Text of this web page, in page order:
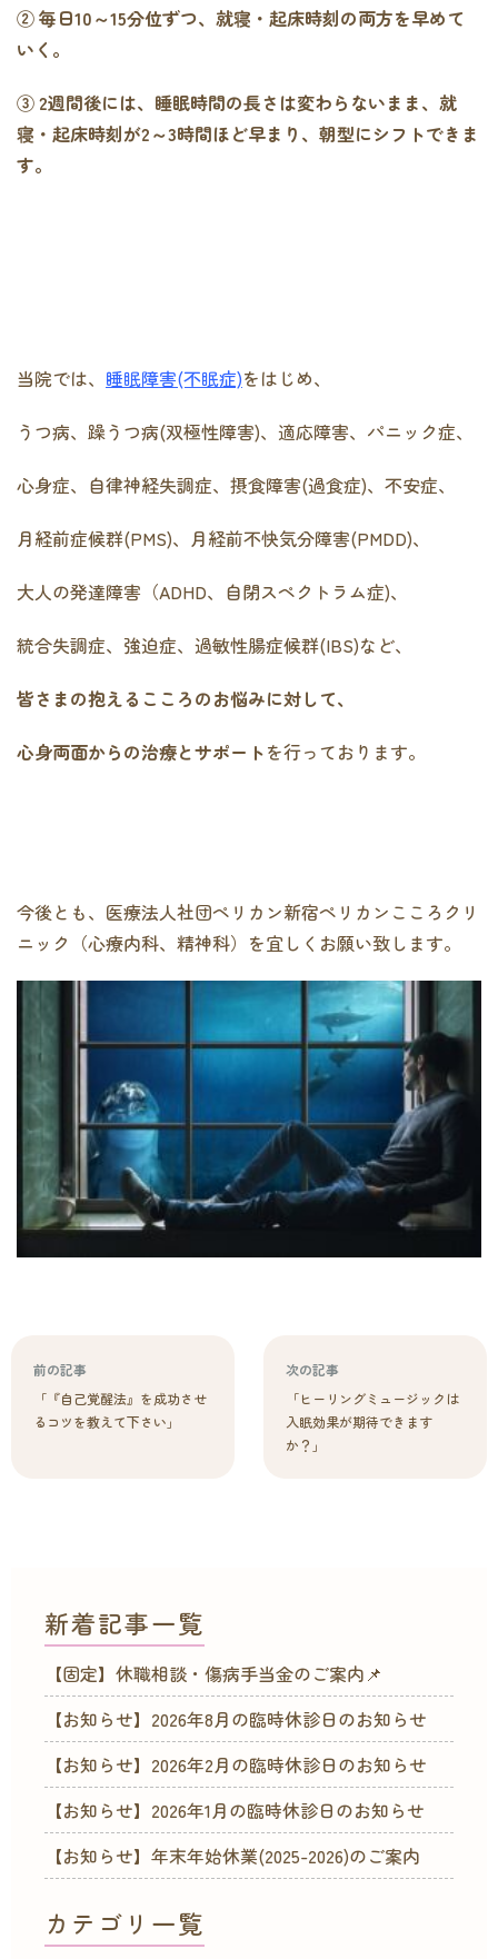
② 毎日10～15分位ずつ、就寝・起床時刻の両方を早めて
いく。
③ 2週間後には、睡眠時間の長さは変わらないまま、就
寝・起床時刻が2～3時間ほど早まり、朝型にシフトできま
す。
当院では、 睡眠障害(不眠症)をはじめ、
うつ病、躁うつ病(双極性障害)、適応障害、パニック症、
心身症、自律神経失調症、摂食障害(過食症)、不安症、
月経前症候群(PMS)、月経前不快気分障害(PMDD)、
大人の発達障害（ADHD、自閉スペクトラム症)、
統合失調症、強迫症、過敏性腸症候群(IBS)など、
皆さまの抱えるこころのお悩みに対して、
心身両面からの治療とサポートを行っております。
今後とも、医療法人社団ペリカン新宿ペリカンこころクリ
ニック（心療内科、精神科）を宜しくお願い致します。
前の記事
「『自己覚醒法』を成功させ
るコツを教えて下さい」
次の記事
「ヒーリングミュージックは
入眠効果が期待できます
か？」
新着記事一覧
【固定】休職相談・傷病手当金のご案内📌
【お知らせ】2026年8月の臨時休診日のお知らせ
【お知らせ】2026年2月の臨時休診日のお知らせ
【お知らせ】2026年1月の臨時休診日のお知らせ
【お知らせ】年末年始休業(2025-2026)のご案内
カテゴリ一覧